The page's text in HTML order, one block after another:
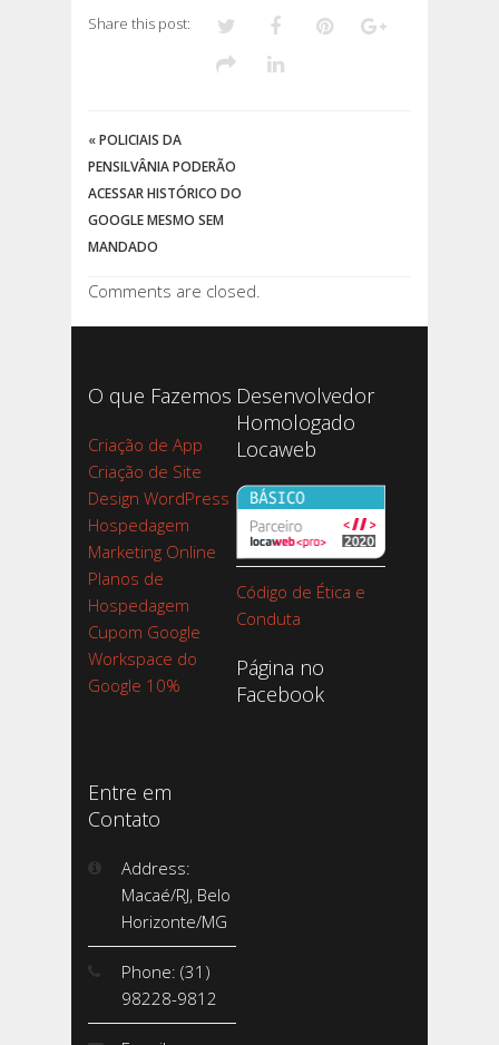
Share this post:
«POLICIAIS DA
PENSILVÂNIA PODERÃO
ACESSAR HISTÓRICO DO
GOOGLE MESMO SEM
MANDADO
Comments are closed.
O que Fazemos
Criação de App
Criação de Site
Design WordPress
Hospedagem
Marketing Online
Planos de
Hospedagem
Cupom Google
Workspace do
Google 10%
Desenvolvedor
Homologado
Locaweb
Código de Ética e
Conduta
Página no
Facebook
Entre em
Contato
Address:
Macaé/RJ, Belo
Horizonte/MG
Phone: (31)
98228-9812